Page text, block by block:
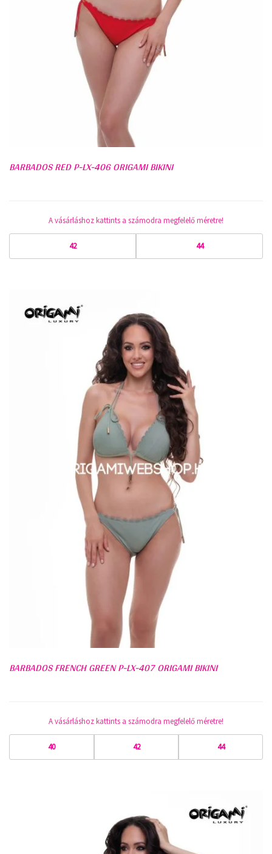
BARBADOS RED P-LX-406 ORIGAMI BIKINI
A vásárláshoz kattints a számodra megfelelő méretre!
42 44
BARBADOS FRENCH GREEN P-LX-407 ORIGAMI BIKINI
A vásárláshoz kattints a számodra megfelelő méretre!
40 42 44